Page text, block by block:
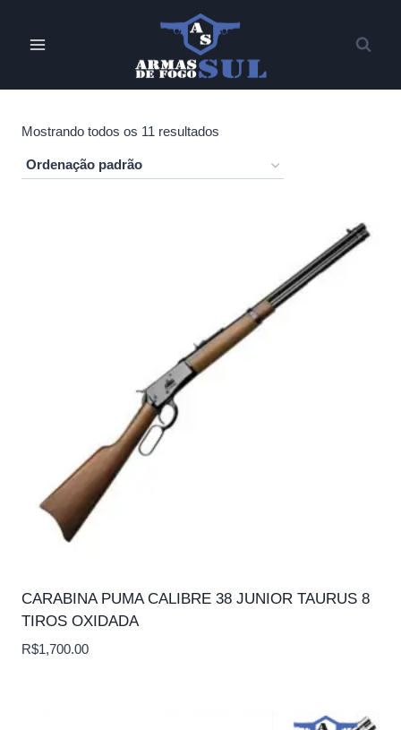
Mostrando todos os 11 resultados
CARABINA PUMA CALIBRE 38 JUNIOR TAURUS 8
TIROS OXIDADA
R$1,700.00